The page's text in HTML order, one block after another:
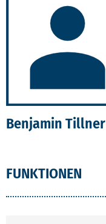
Benjamin Tillner
FUNKTIONEN